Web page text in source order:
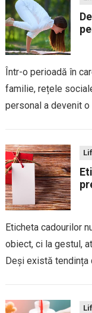
Într-o perioadă în
familie, rețele
personal a devenit
Eticheta cadourilor
obiect, ci la gestul,
Deși există tendința